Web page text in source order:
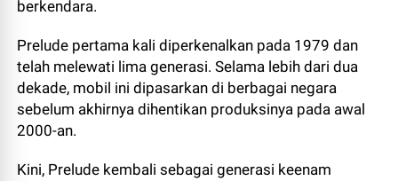
berkendara.
Prelude pertama kali diperkenalkan pada 1979 dan
telah melewati lima generasi. Selama lebih dari dua
dekade, mobil ini dipasarkan di berbagai negara
sebelum akhirnya dihentikan produksinya pada awal
2000-an.
Kini, Prelude kembali sebagai generasi keenam